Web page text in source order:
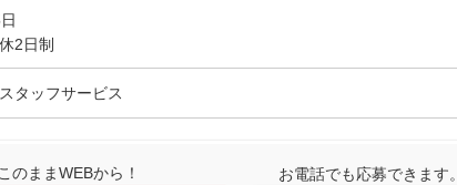
2日制
タッフサービス
のままWEBから！ お電話でも応募できます